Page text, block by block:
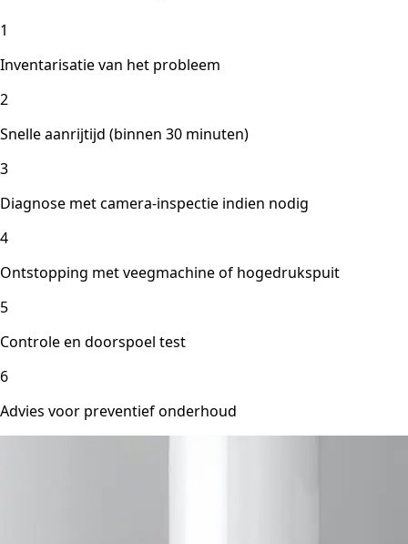
1
Inventarisatie van het probleem
2
Snelle aanrijtijd (binnen 30 minuten)
3
Diagnose met camera-inspectie indien nodig
4
Ontstopping met veegmachine of hogedrukspuit
5
Controle en doorspoel test
6
Advies voor preventief onderhoud